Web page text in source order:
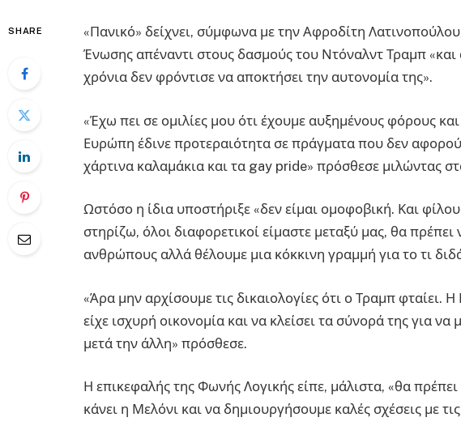
SHARE
«Πανικό» δείχνει, σύμφωνα με την Αφροδίτη
Ένωσης απέναντι στους δασμούς του Ντόναλντ Τραμπ «και
χρόνια δεν φρόντισε να αποκτήσει την αυτονομία της».
«Έχω πει σε ομιλίες μου ότι έχουμε αυξημένους φόρους
Ευρώπη έδινε προτεραιότητα σε πράγματα που δεν
χάρτινα καλαμάκια και τα gay pride» πρόσθεσε μιλώντας
Ωστόσο η ίδια υποστήριξε «δεν είμαι ομοφοβική. Και
στηρίζω, όλοι διαφορετικοί είμαστε μεταξύ μας, θα
ανθρώπους αλλά θέλουμε μια κόκκινη γραμμή για το τι
«Άρα μην αρχίσουμε τις δικαιολογίες ότι ο Τραμπ φταίει.
είχε ισχυρή οικονομία και να κλείσει τα σύνορά της για
μετά την άλλη» πρόσθεσε.
Η επικεφαλής της Φωνής Λογικής είπε, μάλιστα, «θα
κάνει η Μελόνι και να δημιουργήσουμε καλές σχέσεις με